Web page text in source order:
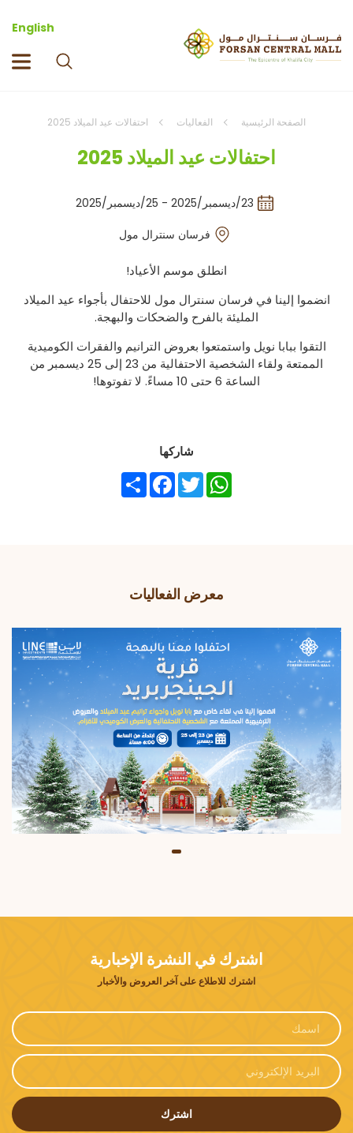
English
الصفحة الرئيسية الفعاليات احتفالات عيد الميلاد 2025
احتفالات عيد الميلاد 2025
23/ديسمبر/2025 - 25/ديسمبر/2025
فرسان سنترال مول
انطلق موسم الأعياد!
انضموا إلينا في فرسان سنترال مول للاحتفال بأجواء عيد الميلاد
المليئة بالفرح والضحكات والبهجة.
التقوا ببابا نويل واستمتعوا بعروض الترانيم والفقرات الكوميدية
الممتعة ولقاء الشخصية الاحتفالية من إلى ديسمبر من
الساعة
حتى مساءً. لا تفوتوها!
شاركها
ShareFacebook TwitterWhatsApp
معرض الفعاليات
اشترك في النشرة الإخبارية
اشترك للاطلاع على آخر العروض والأخبار
اشترك